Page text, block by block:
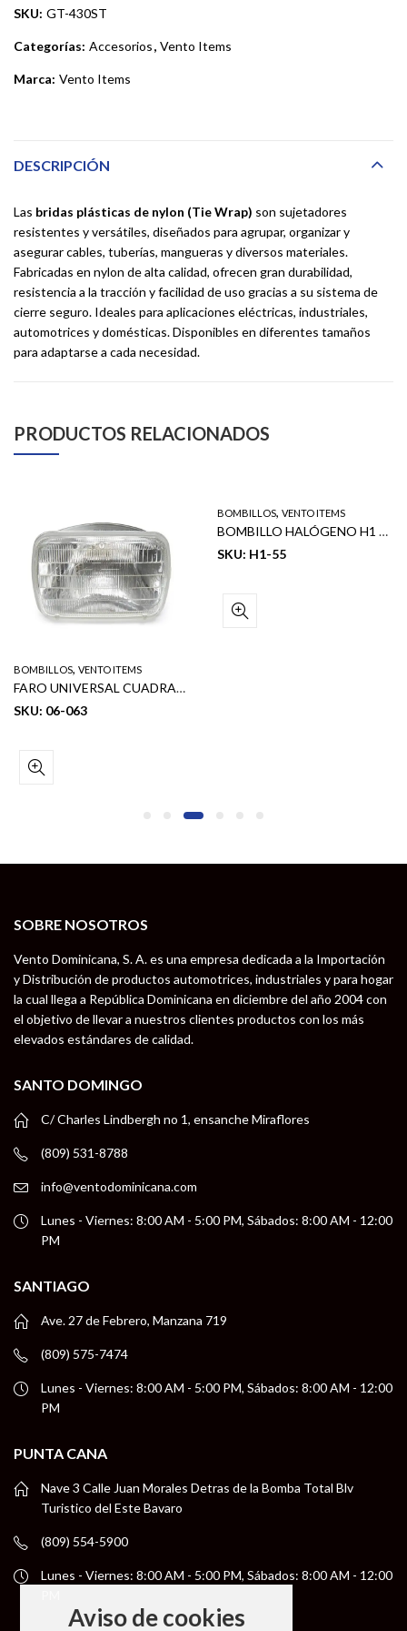
SKU: GT-430ST
Categorías: Accesorios, Vento Items
Marca: Vento Items
DESCRIPCIÓN
Las bridas plásticas de nylon (Tie Wrap) son sujetadores
resistentes y versátiles, diseñados para agrupar, organizar y
asegurar cables, tuberías, mangueras y diversos materiales.
Fabricadas en nylon de alta calidad, ofrecen gran durabilidad,
resistencia a la tracción y facilidad de uso gracias a su sistema de
cierre seguro. Ideales para aplicaciones eléctricas, industriales,
automotrices y domésticas. Disponibles en diferentes tamaños
para adaptarse a cada necesidad.
PRODUCTOS RELACIONADOS
BOMBILLOS, VENTO ITEMS
FARO UNIVERSAL CUADRADO 5″ – H4 (1 PCS)
SKU: 06-063
BOMBILLOS, VENTO ITEMS
BOMBILLO HALÓGENO H1 – 12V 55W – DOT A
SKU: H1-55
SOBRE NOSOTROS
Vento Dominicana, S. A. es una empresa dedicada a la Importación
y Distribución de productos automotrices, industriales y para hogar
la cual llega a República Dominicana en diciembre del año 2004 con
el objetivo de llevar a nuestros clientes productos con los más
elevados estándares de calidad.
SANTO DOMINGO
C/ Charles Lindbergh no 1, ensanche Miraflores
(809) 531-8788
info@ventodominicana.com
Lunes - Viernes: 8:00 AM - 5:00 PM, Sábados: 8:00 AM - 12:00
PM
SANTIAGO
Ave. 27 de Febrero, Manzana 719
(809) 575-7474
Lunes - Viernes: 8:00 AM - 5:00 PM, Sábados: 8:00 AM - 12:00
PM
PUNTA CANA
Nave 3 Calle Juan Morales Detras de la Bomba Total Blv
Turistico del Este Bavaro
(809) 554-5900
Lunes - Viernes: 8:00 AM - 5:00 PM, Sábados: 8:00 AM - 12:00
Aviso de cookies